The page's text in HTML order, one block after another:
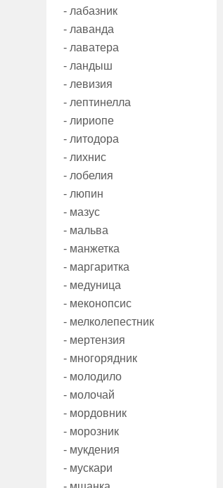
- лабазник
- лаванда
- лаватера
- ландыш
- левизия
- лептинелла
- лириопе
- литодора
- лихнис
- лобелия
- люпин
- мазус
- мальва
- манжетка
- маргаритка
- медуница
- меконопсис
- мелколепестник
- мертензия
- многорядник
- молодило
- молочай
- мордовник
- морозник
- мукдения
- мускари